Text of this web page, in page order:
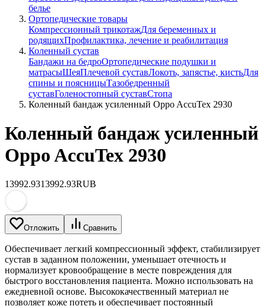
белье
Ортопедические товары
Компрессионный трикотажДля беременных и
родящихПрофилактика, лечение и реабилитация
Коленный сустав
Бандажи на бедроОртопедические подушки и
матрасыШеяПлечевой суставЛокоть, запястье, кистьДля
спины и поясницыТазобедренный
суставГоленостопный суставСтопа
Коленный бандаж усиленный Oppo AccuTex 2930
Коленный бандаж усиленный
Oppo AccuTex 2930
13992.9313992.93RUB
Отложить Сравнить
Обеспечивает легкий компрессионный эффект, стабилизирует
сустав в заданном положении, уменьшает отечность и
нормализует кровообращение в месте повреждения для
быстрого восстановления пациента. Можно использовать на
ежедневной основе. Высококачественный материал не
позволяет коже потеть и обеспечивает постоянный